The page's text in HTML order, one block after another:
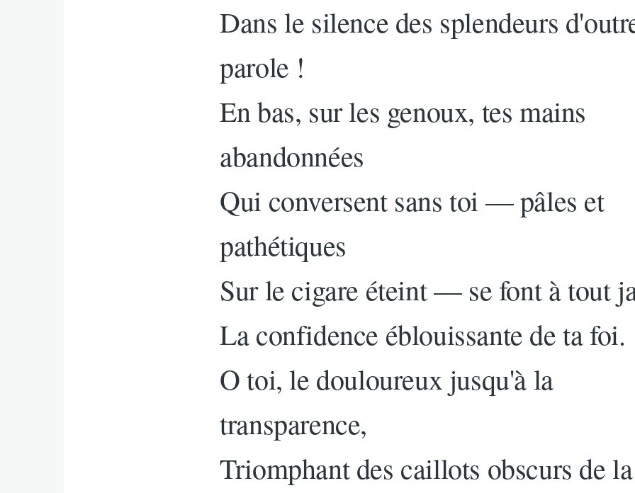
Dans le silence des splendeurs
parole !
En bas, sur les genoux, tes mains
abandonnées
Qui conversent sans toi — pâles et
pathétiques
Sur le cigare éteint — se font à tout
La confidence éblouissante de ta foi.
O toi, le douloureux jusqu'à la
transparence,
Triomphant des caillots obscurs de